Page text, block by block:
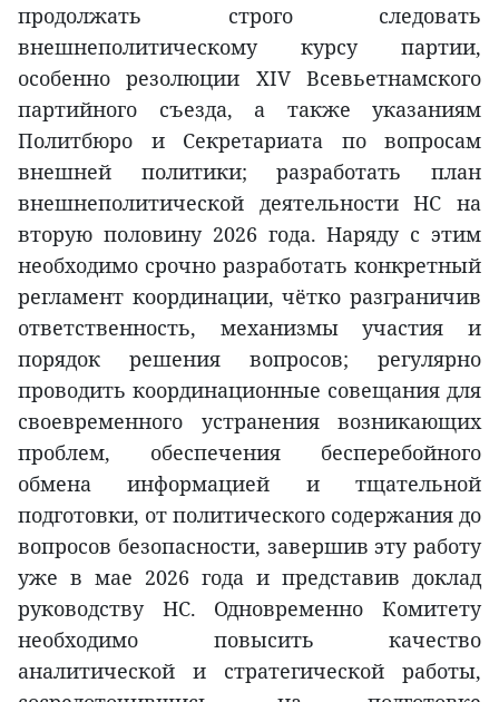
продолжать строго следовать
внешнеполитическому курсу партии,
особенно резолюции XIV Всевьетнамского
партийного съезда, а также указаниям
Политбюро и Секретариата по вопросам
внешней политики; разработать план
внешнеполитической деятельности НС на
вторую половину 2026 года. Наряду с этим
необходимо срочно разработать конкретный
регламент координации, чётко разграничив
ответственность, механизмы участия и
порядок решения вопросов; регулярно
проводить координационные совещания для
своевременного устранения возникающих
проблем, обеспечения бесперебойного
обмена информацией и тщательной
подготовки, от политического содержания до
вопросов безопасности, завершив эту работу
уже в мае 2026 года и представив доклад
руководству НС. Одновременно Комитету
необходимо повысить качество
аналитической и стратегической работы,